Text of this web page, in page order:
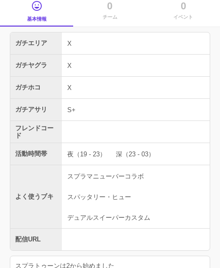
基本情報
0
チーム
0
イベント
ガチエリア X
ガチヤグラ X
ガチホコ X
ガチアサリ S+
フレンドコー
ド
活動時間帯 夜（19 - 23） 深（23 - 03）
よく使うブキ
スプラマニューバーコラボ
スパッタリー・ヒュー
デュアルスイーパーカスタム
配信URL
スプラトゥーンは2から始めました